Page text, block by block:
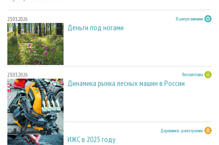
23.03.2026 В центре внимания
Деньги под ногами
23.03.2026 Лесозаготовка
Динамика рынка лесных машин в России
23.03.2026 Деревянное домостроение
ИЖС в 2025 году